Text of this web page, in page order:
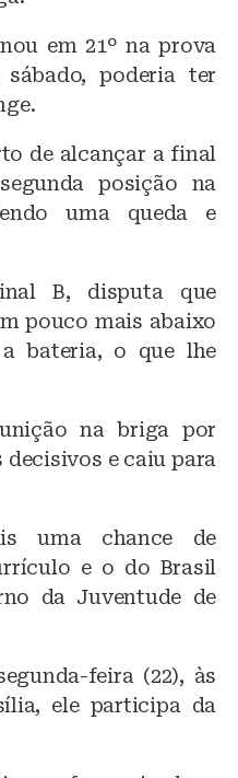
em 21º na prova
poderia ter
de alcançar a final
posição na
uma queda e
B, disputa que
pouco mais abaixo
bateria, o que lhe
na briga por
e caiu para
uma chance de
e o do Brasil
da Juventude de
feira (22), às
ele participa da